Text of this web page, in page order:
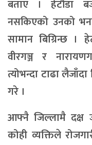
बताए । हेटौँडा
नसकिएको उनको
सामान बिग्रिन्छ ।
वीरगञ्ज र
त्योभन्दा टाढा
गरे ।
आफ्नै जिल्लामै दक्ष
कोही व्यक्तिले